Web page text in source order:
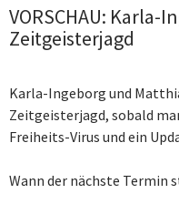
VORSCHAU: Karla-
Zeitgeisterjagd
Karla-Ingeborg und
Zeitgeisterjagd, sobald
Freiheits-Virus und ein
Wann der nächste